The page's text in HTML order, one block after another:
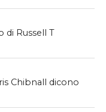
di Russell T
Chibnall dicono